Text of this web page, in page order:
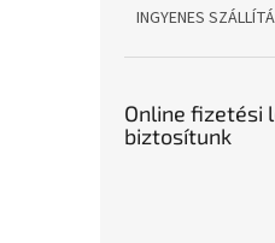
INGYENES
Online fizetési
biztosítunk